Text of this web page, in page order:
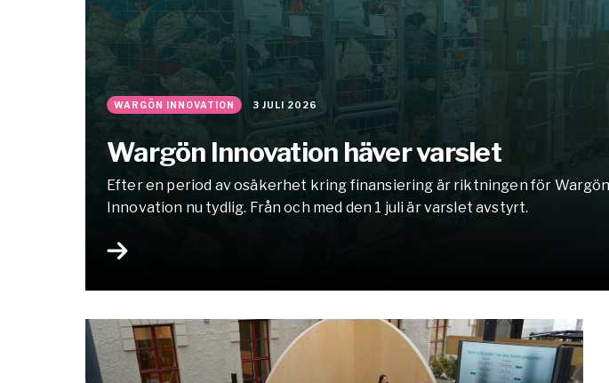
WARGÖN INNOVATION 3 JULI 2026
Wargön Innovation häver varslet
Efter en period av osäkerhet kring finansiering är riktningen för Wargön
Innovation nu tydlig. Från och med den 1 juli är varslet avstyrt.